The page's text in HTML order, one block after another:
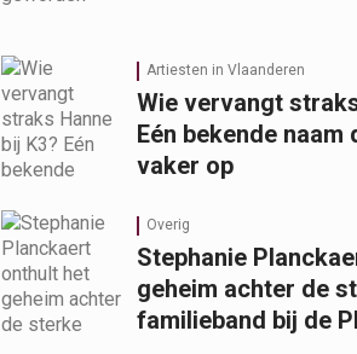
Artiesten in Vlaanderen
Wie vervangt
Eén bekende
vaker op
Overig
Stephanie
geheim achter de
familieband bij de